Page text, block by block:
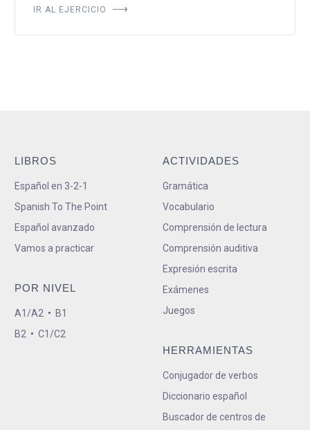
IR AL EJERCICIO
LIBROS
Español en 3-2-1
Spanish To The Point
Español avanzado
Vamos a practicar
POR NIVEL
A1/A2 • B1
B2 • C1/C2
ACTIVIDADES
Gramática
Vocabulario
Comprensión de lectura
Comprensión auditiva
Expresión escrita
Exámenes
Juegos
HERRAMIENTAS
Conjugador de verbos
Diccionario español
Buscador de centros de